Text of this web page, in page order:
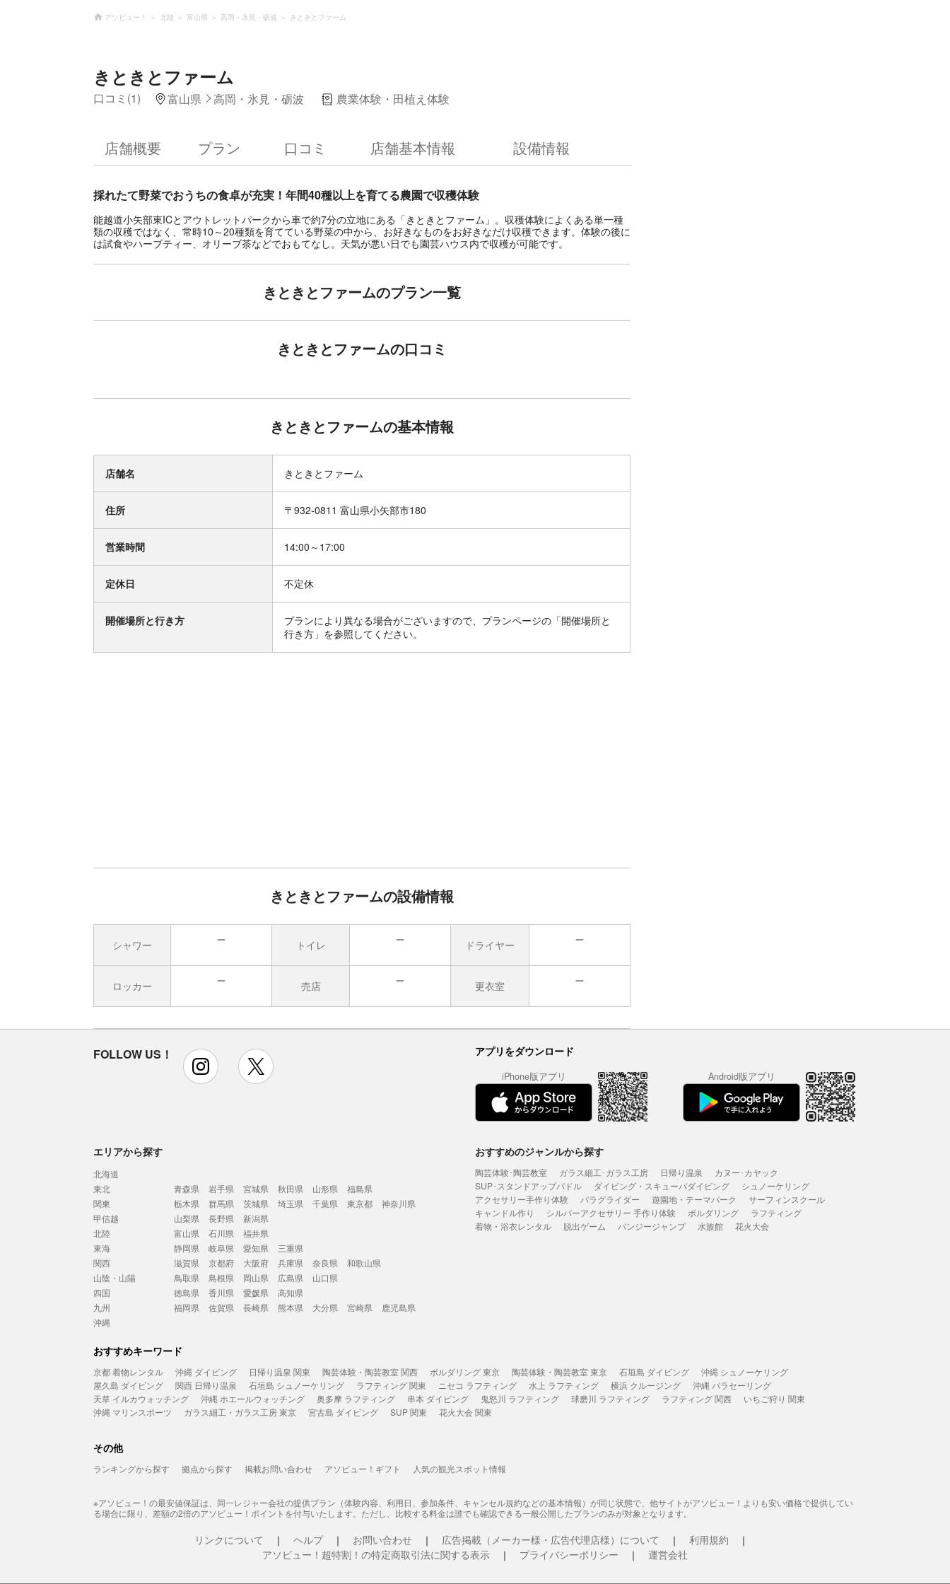
アソビュー！ 北陸 富山県 高岡・氷見・砺波 きときとファーム
きときとファーム
口コミ(1) 富山県 高岡・氷見・砺波 農業体験・田植え体験
店舗概要 プラン 口コミ 店舗基本情報 設備情報
採れたて野菜でおうちの食卓が充実！年間40種以上を育てる農園で収穫体験
能越道小矢部東ICとアウトレットパークから車で約7分の立地にある「きときとファーム」。収穫体験によくある単一種
類の収穫ではなく、常時10～20種類を育てている野菜の中から、お好きなものをお好きなだけ収穫できます。体験の後に
は試食やハーブティー、オリーブ茶などでおもてなし。天気が悪い日でも園芸ハウス内で収穫が可能です。
きときとファームのプラン一覧
きときとファームの口コミ
きときとファームの基本情報
店舗名 きときとファーム
住所 〒932-0811 富山県小矢部市180
営業時間 14:00～17:00
定休日 不定休
開催場所と行き方
プランにより異なる場合がございますので、プランページの「開催場所と
行き方」を参照してください。
きときとファームの設備情報
シャワー トイレ ドライヤー
ロッカー 売店 更衣室
FOLLOW US！ instagram アプリをダウンロード
iPhone版アプリ Android版アプリ
エリアから探す
北海道
東北
青森県 岩手県 宮城県 秋田県 山形県
福島県
関東
栃木県 群馬県 茨城県 埼玉県 千葉県 東京都
神奈川県
甲信越
山梨県 長野県
新潟県
北陸
富山県 石川県
福井県
東海
静岡県 岐阜県 愛知県
三重県
関西
滋賀県 京都府 大阪府 兵庫県 奈良県
和歌山県
山陰・山陽
鳥取県 島根県 岡山県 広島県
山口県
四国
徳島県 香川県 愛媛県
高知県
九州
福岡県 佐賀県 長崎県 熊本県 大分県 宮崎県
鹿児島県
沖縄
おすすめのジャンルから探す
陶芸体験･陶芸教室 ガラス細工･ガラス工房 日帰り温泉
カヌー･カヤック
SUP･スタンドアップパドル
ダイビング・スキューバダイビング
シュノーケリング
アクセサリー手作り体験
パラグライダー 遊園地・テーマパーク
サーフィンスクール
キャンドル作り
シルバーアクセサリー 手作り体験 ボルダリング
ラフティング
着物・浴衣レンタル
脱出ゲーム バンジージャンプ 水族館 花火大会
おすすめキーワード
京都 着物レンタル 沖縄 ダイビング 日帰り温泉 関東 陶芸体験・陶芸教室 関西 ボルダリング 東京 陶芸体験・陶芸教室 東京 石垣島 ダイビング
沖縄 シュノーケリング
屋久島 ダイビング
関西 日帰り温泉 石垣島 シュノーケリング ラフティング 関東 ニセコ ラフティング 水上 ラフティング 横浜 クルージング
沖縄 パラセーリング
天草 イルカウォッチング
沖縄 ホエールウォッチング 奥多摩 ラフティング 串本 ダイビング 鬼怒川 ラフティング 球磨川 ラフティング ラフティング 関西
いちご狩り 関東
沖縄 マリンスポーツ
ガラス細工・ガラス工房 東京 宮古島 ダイビング SUP 関東 花火大会 関東
その他
ランキングから探す 拠点から探す 掲載お問い合わせ アソビュー！ギフト 人気の観光スポット情報
※アソビュー！の最安値保証は、同一レジャー会社の提供プラン（体験内容、利用日、参加条件、キャンセル規約などの基本情報）が同じ状態で、他サイトがアソビュー！よりも安い価格で提供してい
る場合に限り、差額の2倍のアソビュー！ポイントを付与いたします。ただし、比較する料金は誰でも確認できる一般公開したプランのみが対象となります。
リンクについて ヘルプ お問い合わせ 広告掲載（メーカー様・広告代理店様）について
利用規約
アソビュー！超特割！の特定商取引法に関する表示
プライバシーポリシー 運営会社